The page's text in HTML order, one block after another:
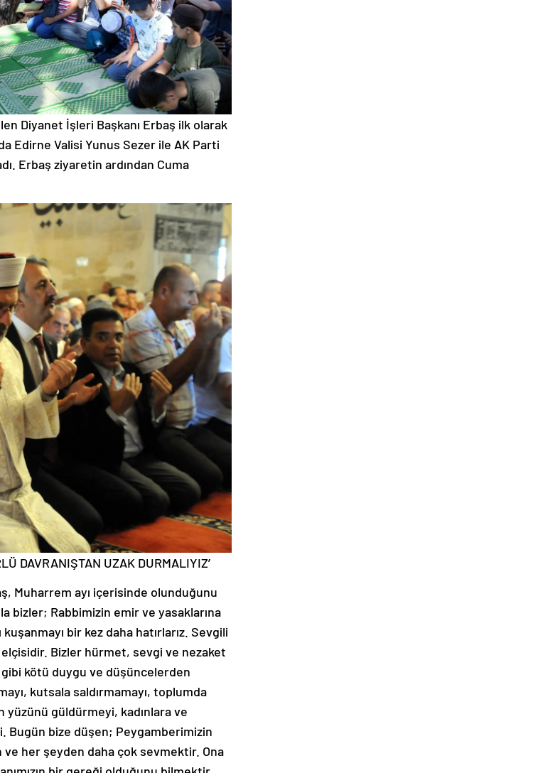
Diyanet İşleri Başkanı Erbaş ilk olarak
Edirne Valisi Yunus Sezer ile AK Parti
Erbaş ziyaretin ardından Cuma
DAVRANIŞTAN UZAK DURMALIYIZ’
Muharrem ayı içerisinde olunduğunu
bizler; Rabbimizin emir ve yasaklarına
bir kez daha hatırlarız. Sevgili
Bizler hürmet, sevgi ve nezaket
kötü duygu ve düşüncelerden
kutsala saldırmamayı, toplumda
yüzünü güldürmeyi, kadınlara ve
bize düşen; Peygamberimizin
ve her şeyden daha çok sevmektir. Ona